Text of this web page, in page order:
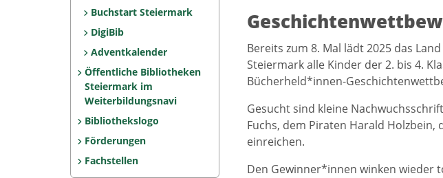
Buchstart Steiermark
DigiBib
Adventkalender
Öffentliche Bibliotheken
Steiermark im
Weiterbildungsnavi
Bibliothekslogo
Förderungen
Fachstellen
Bereits zum 8. Mal lädt 2025 das
Steiermark alle Kinder der 2. bis 4.
Bücherheld*innen-
Gesucht sind kleine
Fuchs, dem Piraten Harald Holzbein,
einreichen.
Den Gewinner*innen winken wieder